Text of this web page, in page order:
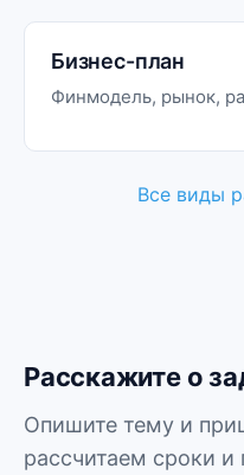
Бизнес-план
Финмодель, рынок,
Все виды
Расскажите о
Опишите тему и
рассчитаем сроки